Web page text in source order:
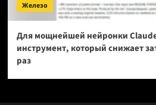
Железо
Для мощнейшей нейронки
инструмент, который снижает
раз